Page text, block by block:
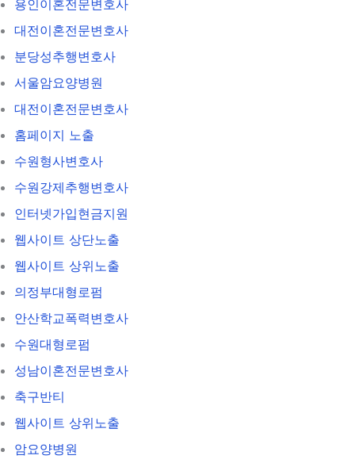
용인이혼전문변호사
대전이혼전문변호사
분당성추행변호사
서울암요양병원
대전이혼전문변호사
홈페이지 노출
수원형사변호사
수원강제추행변호사
인터넷가입현금지원
웹사이트 상단노출
웹사이트 상위노출
의정부대형로펌
안산학교폭력변호사
수원대형로펌
성남이혼전문변호사
축구반티
웹사이트 상위노출
암요양병원